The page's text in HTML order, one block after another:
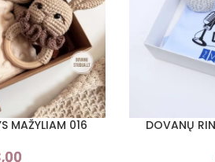
MAŽYLIAM 016 PASIRINKTI
DOVANŲ